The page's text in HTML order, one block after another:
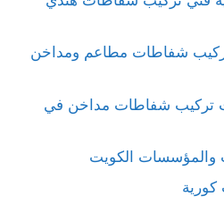
شفاطات مطاعم ومداخن
تركيب شفاطات مداخن في
والمؤسسات الكويت